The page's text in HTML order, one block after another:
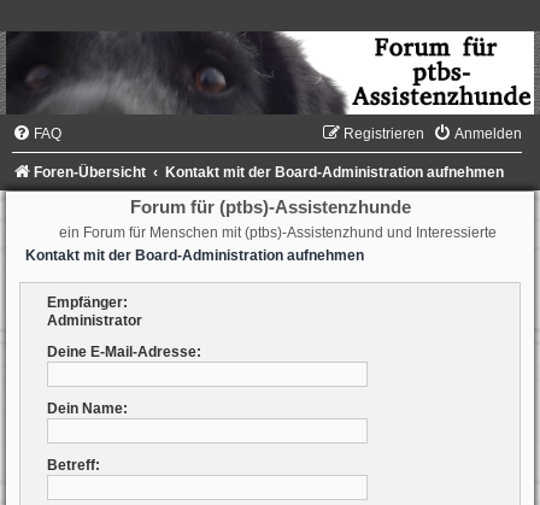
FAQ Anmelden
Registrieren
Foren-Übersicht Kontakt mit der Board-Administration aufnehmen
Forum für (ptbs)-Assistenzhunde
ein Forum für Menschen mit (ptbs)-Assistenzhund und Interessierte
Kontakt mit der Board-Administration aufnehmen
Empfänger:
Administrator
Deine E-Mail-Adresse:
Dein Name:
Betreff: